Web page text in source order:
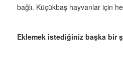
bağlı. Küçükbaş hayvanlar için
Eklemek istediğiniz başka bir